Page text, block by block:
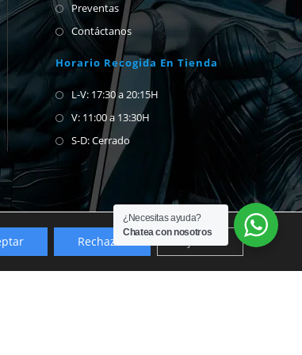
Descartar
Preventas
Contáctanos
Horario Recogida En Tienda
L-V: 17:30 a 20:15H
V: 11:00 a 13:30H
S-D: Cerrado
Rechazar
¿Necesitas ayuda?
Chatea con nosotros